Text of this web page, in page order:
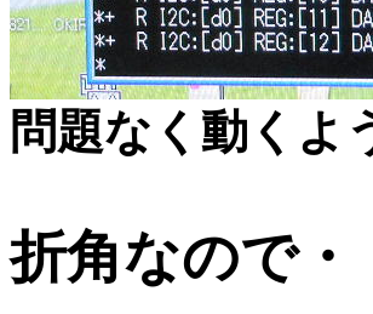
問題なく動くよ
折角なので・